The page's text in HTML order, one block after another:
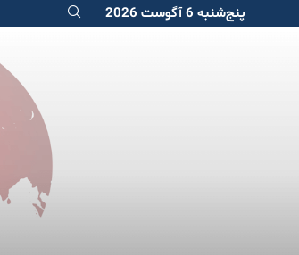
پنج‌شنبه 6 آگوست 2026